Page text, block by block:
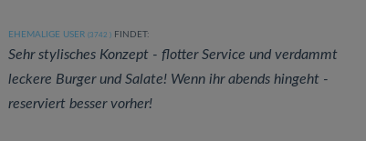
EHEMALIGE USER (3742 )FINDET:
Sehr stylisches Konzept - flotter Service und verdammt
leckere Burger und Salate! Wenn ihr abends hingeht -
reserviert besser vorher!